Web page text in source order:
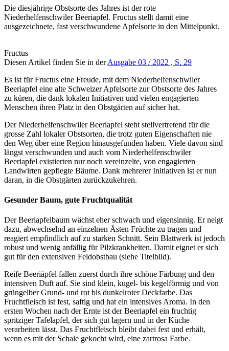
Die diesjährige Obstsorte des Jahres ist der rote
Niederhelfenschwiler Beeriapfel. Fructus stellt damit eine
ausgezeichnete, fast verschwundene Apfelsorte in den Mittelpunkt.
Fructus
Diesen Artikel finden Sie in derAusgabe 03 / 2022 , S. 29
Es ist für Fructus eine Freude, mit dem Niederhelfenschwiler
Beeriapfel eine alte Schweizer Apfelsorte zur Obstsorte des Jahres
zu küren, die dank lokalen Initiativen und vielen engagierten
Menschen ihren Platz in den Obstgärten auf sicher hat.
Der Niederhelfenschwiler Beeriapfel steht stellvertretend für die
grosse Zahl lokaler Obstsorten, die trotz guten Eigenschaften nie
den Weg über eine Region hinausgefunden haben. Viele davon sind
längst verschwunden und auch vom Niederhelfenschwiler
Beeriapfel existierten nur noch vereinzelte, von engagierten
Landwirten gepflegte Bäume. Dank mehrerer Initiativen ist er nun
daran, in die Obstgärten zurückzukehren.
Gesunder Baum, gute Fruchtqualität
Der Beeriapfelbaum wächst eher schwach und eigensinnig. Er neigt
dazu, abwechselnd an einzelnen Ästen Früchte zu tragen und
reagiert empfindlich auf zu starken Schnitt. Sein Blattwerk ist jedoch
robust und wenig anfällig für Pilzkrankheiten. Damit eignet er sich
gut für den extensiven Feldobstbau (siehe Titelbild).
Reife Beeriäpfel fallen zuerst durch ihre schöne Färbung und den
intensiven Duft auf. Sie sind klein, kugel- bis kegelförmig und von
grüngelber Grund- und rot bis dunkelroter Deckfarbe. Das
Fruchtfleisch ist fest, saftig und hat ein intensives Aroma. In den
ersten Wochen nach der Ernte ist der Beeriapfel ein fruchtig
spritziger Tafelapfel, der sich gut lagern und in der Küche
verarbeiten lässt. Das Fruchtfleisch bleibt dabei fest und erhält,
wenn es mit der Schale gekocht wird, eine zartrosa Farbe.